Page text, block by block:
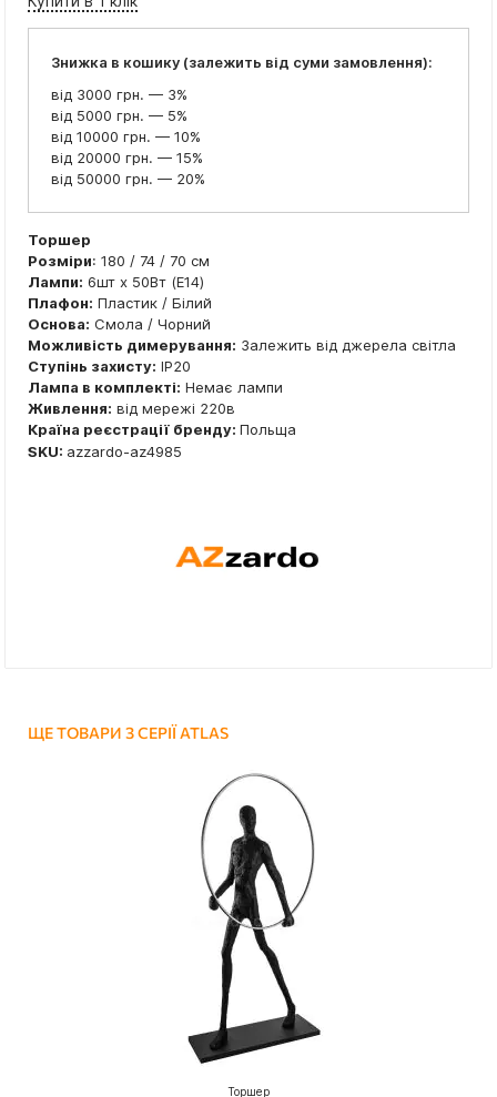
Знижка в кошику (залежить від суми замовлення):
від 3000 грн. — 3%
від 5000 грн. — 5%
від 10000 грн. — 10%
від 20000 грн. — 15%
від 50000 грн. — 20%
Торшер
Розміри: 180 / 74 / 70 см
Лампи: 6шт x 50Вт (E14)
Плафон: Пластик / Білий
Основа: Смола / Чорний
Можливість димерування: Залежить від джерела світла
Ступінь захисту: IP20
Лампа в комплекті: Немає лампи
Живлення: від мережі 220в
Країна реєстрації бренду: Польща
SKU: azzardo-az4985
ЩЕ ТОВАРИ З СЕРІЇ ATLAS
Торшер